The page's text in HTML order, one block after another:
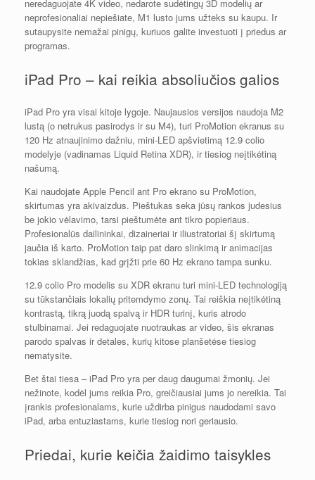
neredaguojate 4K video, nedarote sudėtingų 3D modelių ar
neprofesionaliai nepiešiate, M1 lusto jums užteks su kaupu. Ir
sutaupysite nemažai pinigų, kuriuos galite investuoti į priedus ar
programas.
iPad Pro – kai reikia absoliučios galios
iPad Pro yra visai kitoje lygoje. Naujausios versijos naudoja M2
lustą (o netrukus pasirodys ir su M4), turi ProMotion ekranus su
120 Hz atnaujinimo dažniu, mini-LED apšvietimą 12.9 colio
modelyje (vadinamas Liquid Retina XDR), ir tiesiog neįtikėtiną
našumą.
Kai naudojate Apple Pencil ant Pro ekrano su ProMotion,
skirtumas yra akivaizdus. Pieštukas seka jūsų rankos judesius
be jokio vėlavimo, tarsi pieštumėte ant tikro popieriaus.
Profesionalūs dailininkai, dizaineriai ir iliustratoriai šį skirtumą
jaučia iš karto. ProMotion taip pat daro slinkimą ir animacijas
tokias sklandžias, kad grįžti prie 60 Hz ekrano tampa sunku.
12.9 colio Pro modelis su XDR ekranu turi mini-LED technologiją
su tūkstančiais lokalių pritemdymo zonų. Tai reiškia neįtikėtiną
kontrastą, tikrą juodą spalvą ir HDR turinį, kuris atrodo
stulbinamai. Jei redaguojate nuotraukas ar video, šis ekranas
parodo spalvas ir detales, kurių kitose planšetėse tiesiog
nematysite.
Bet štai tiesa – iPad Pro yra per daug daugumai žmonių. Jei
nežinote, kodėl jums reikia Pro, greičiausiai jums jo nereikia. Tai
įrankis profesionalams, kurie uždirba pinigus naudodami savo
iPad, arba entuziastams, kurie tiesiog nori geriausio.
Priedai, kurie keičia žaidimo taisykles